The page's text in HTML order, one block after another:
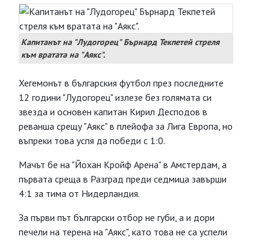
Капитанът на "Лудогорец" Бърнард Текпетей стреля
към вратата на "Аякс".
Хегемонът в българския футбол през последните
12 години "Лудогорец" излезе без голямата си
звезда и основен капитан Кирил Десподов в
реванша срещу "Аякс" в плейофа за Лига Европа, но
въпреки това успя да победи с 1:0.
Мачът бе на "Йохан Кройф Арена" в Амстердам, а
първата среща в Разград преди седмица завърши
4:1 за тима от Нидерландия.
За първи път български отбор не губи, а и дори
печели на терена на "Аякс", като това не са успели